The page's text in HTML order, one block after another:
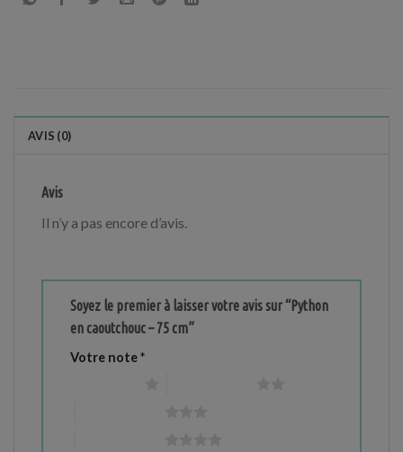
AVIS (0)
Avis
Il n’y a pas encore d’avis.
Soyez le premier à laisser votre avis sur “Python
en caoutchouc – 75 cm”
Votre note*